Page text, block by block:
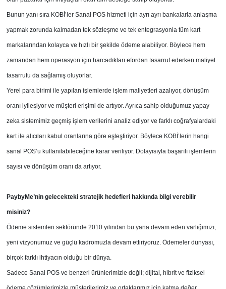
Bunun yanı sıra KOBİ’ler Sanal POS hizmeti için ayrı ayrı bankalarla anlaşma
yapmak zorunda kalmadan tek sözleşme ve tek entegrasyonla tüm kart
markalarından kolayca ve hızlı bir şekilde ödeme alabiliyor. Böylece hem
zamandan hem operasyon için harcadıkları efordan tasarruf ederken maliyet
tasarrufu da sağlamış oluyorlar.
Yerel para birimi ile yapılan işlemlerde işlem maliyetleri azalıyor, dönüşüm
oranı iyileşiyor ve müşteri erişimi de artıyor. Ayrıca sahip olduğumuz yapay
zeka sistemimiz geçmiş işlem verilerini analiz ediyor ve farklı coğrafyalardaki
kart ile alıcıları kabul oranlarına göre eşleştiriyor. Böylece KOBİ’lerin hangi
sanal POS’u kullanılabileceğine karar veriliyor. Dolayısıyla başarılı işlemlerin
sayısı ve dönüşüm oranı da artıyor.
PaybyMe’nin gelecekteki stratejik hedefleri hakkında bilgi verebilir
misiniz?
Ödeme sistemleri sektöründe 2010 yılından bu yana devam eden varlığımızı,
yeni vizyonumuz ve güçlü kadromuzla devam ettiriyoruz. Ödemeler dünyası,
birçok farklı ihtiyacın olduğu bir dünya.
Sadece Sanal POS ve benzeri ürünlerimizle değil; dijital, hibrit ve fiziksel